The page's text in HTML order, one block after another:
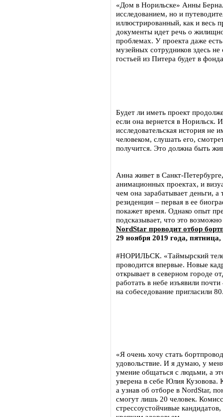
«Дом в Норильске» Анны
исследованием, но и
иллюстрированный, как и весь
документы идет речь о
проблемах. У проекта даже
музейных сотрудников здесь
гостьей из Питера будет в
Будет ли иметь проект
если она вернется в Норильск.
исследовательская история
человеком, слушать его,
получится. Это должна быть
Анна живет в Санкт-
анимационных проектах, и
чем она зарабатывает деньги,
резиденция – первая в ее
покажет время. Однако опыт
подсказывает, что это
NordStar проводит отбор
29 ноября 2019 года, пятница,
#НОРИЛЬСК. «Таймырский
проводится впервые. Новые
открывает в северном городе
работать в небе изъявили
на собеседование пригласили
«Я очень хочу стать
удовольствие. И я думаю, у
умение общаться с людьми, а
уверена в себе Юлия Кузовова.
а узнав об отборе в NordStar,
смогут лишь 20 человек.
стрессоустойчивые